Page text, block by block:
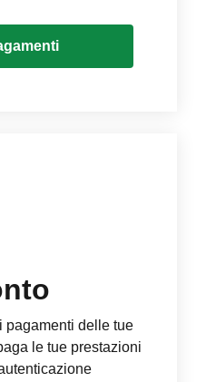
pagamenti delle tue
le tue prestazioni